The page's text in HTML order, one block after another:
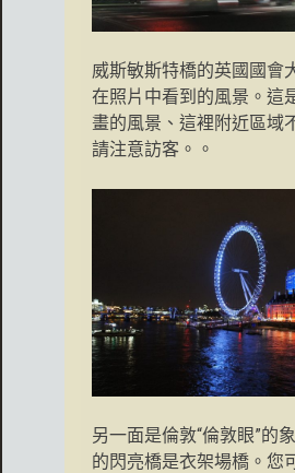
威斯敏斯特橋的英國國會
在照片中看到的風景。這
畫的風景、這裡附近區域
請注意訪客。。
另一面是倫敦“倫敦眼”的
的閃亮橋是衣架場橋。您